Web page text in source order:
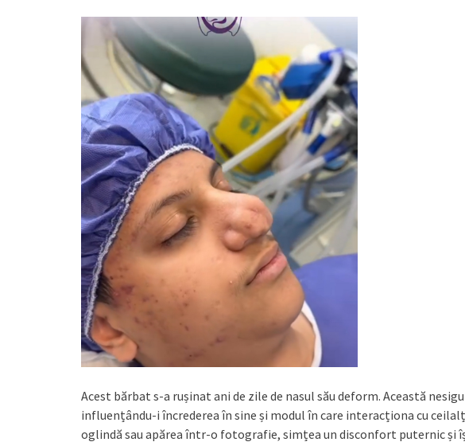
Acest bărbat s-a rușinat ani de zile de nasul său deform. Această
influențându-i încrederea în sine și modul în care interacționa cu
oglindă sau apărea într-o fotografie, simțea un disconfort puternic și